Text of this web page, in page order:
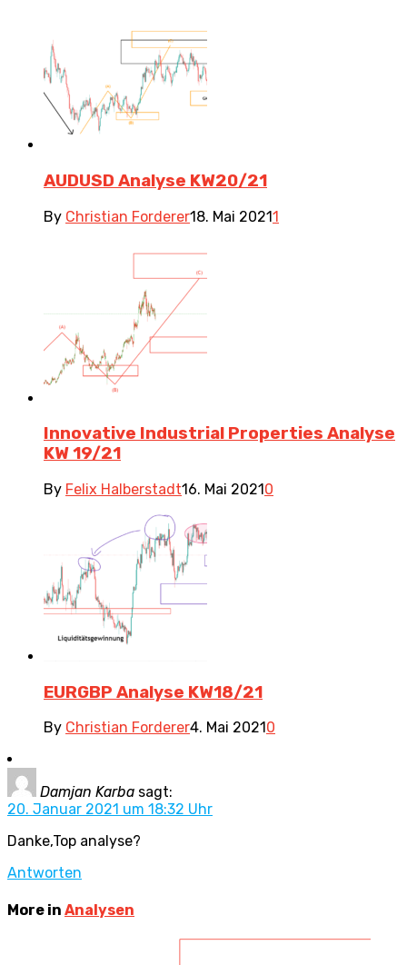
AUDUSD Analyse KW20/21
By Christian Forderer18. Mai 20211
Innovative Industrial Properties Analyse
KW 19/21
By Felix Halberstadt16. Mai 20210
EURGBP Analyse KW18/21
By Christian Forderer4. Mai 2021 0
Damjan Karba sagt:
20. Januar 2021 um 18:32 Uhr
Danke,Top analyse?
Antworten
More in Analysen